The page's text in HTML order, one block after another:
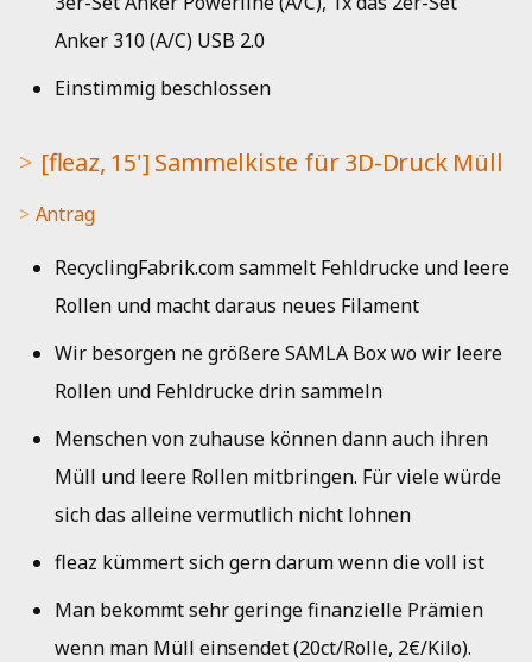
Anker 310 (A/C) USB 2.0
Einstimmig beschlossen
[fleaz, 15'] Sammelkiste für 3D-Druck Müll
Antrag
RecyclingFabrik.com sammelt Fehldrucke und leere
Rollen und macht daraus neues Filament
Wir besorgen ne größere SAMLA Box wo wir leere
Rollen und Fehldrucke drin sammeln
Menschen von zuhause können dann auch ihren
Müll und leere Rollen mitbringen. Für viele würde
sich das alleine vermutlich nicht lohnen
fleaz kümmert sich gern darum wenn die voll ist
Man bekommt sehr geringe finanzielle Prämien
wenn man Müll einsendet (20ct/Rolle, 2€/Kilo).